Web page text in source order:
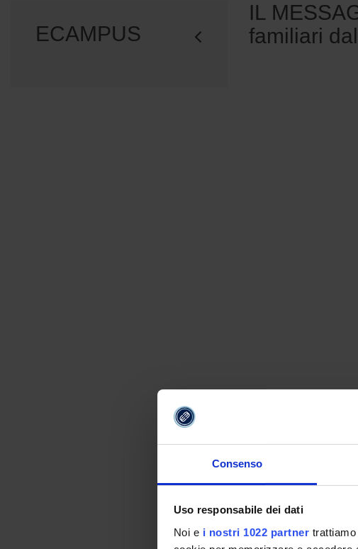
Consenso
Uso responsabile dei dati
Noi e i nostri 1022 partner
ECAMPUS
IL
familiari